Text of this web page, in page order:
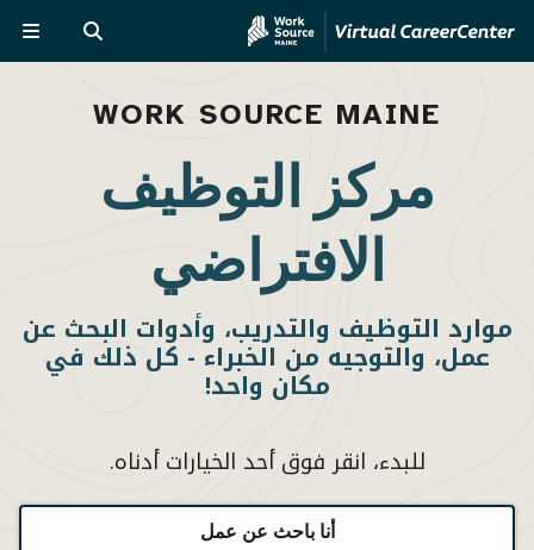
إلى
المحتوى
MVAJC
WORK SOURCE MAINE
مركز التوظيف
الافتراضي
موارد التوظيف والتدريب، وأدوات البحث عن
عمل، والتوجيه من الخبراء - كل ذلك في
مكان واحد!
للبدء، انقر فوق أحد الخيارات أدناه.
أنا باحث عن عمل